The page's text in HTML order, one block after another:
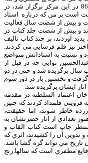
ويژه نامه تاريخ علم» كه روز دوشنبه 19 آذر ماه 86 در اين مركز برگزار شد، در
است بر من كه درباره استاد
و بيش از شصت سال فعاليت
و بيش از شصت جلد كتاب در
آوردند، بر چند كتاب تاليف
نيز قلم فرسايي مي كردند.
و نسبت به استادانش متواضع
نوايي چه در قبل از
سال برگزيده شد و حتي در دو
و نخستين بار در دور سوم
ايشان برگزيده شد.
اعتماد السلطنه در مقدمه
قزويني قلمداد كردند كه چنين
خاطر شوند، اما حقيقت،
تعدادي از آثار حضرتشان به
چاپ است كتاب القاب و
تدوين آن را كشيدند، اثري كه
مي تواند گره گشا باشد.
مظفري است كه سالها رنج